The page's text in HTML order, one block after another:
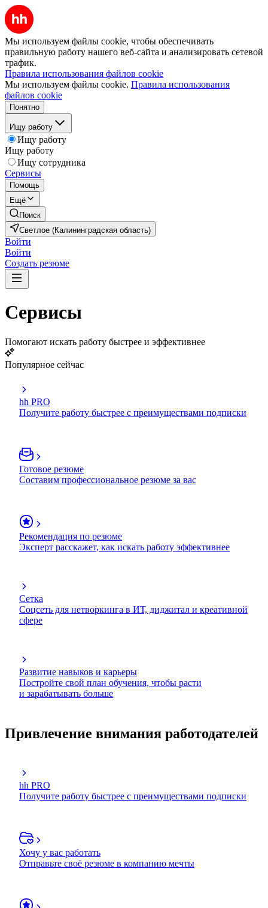
Мы используем файлы cookie, чтобы обеспечивать
правильную работу нашего веб-сайта и анализировать сетевой
трафик.
Правила использования файлов cookie
Мы используем файлы cookie. Правила использования
файлов cookie
Понятно
Ищу работу
Ищу работу
Ищу работу
Ищу сотрудника
Сервисы
Помощь
Ещё
Поиск
Светлое (Калининградская область)
Войти
Войти
Создать резюме
Сервисы
Помогают искать работу быстрее и эффективнее
Популярное сейчас
hh PRO
Получите работу быстрее с преимуществами подписки
Готовое резюме
Составим профессиональное резюме за вас
Рекомендация по резюме
Эксперт расскажет, как искать работу эффективнее
Сетка
Соцсеть для нетворкинга в ИТ, диджитал и креативной
сфере
Развитие навыков и карьеры
Постройте свой план обучения, чтобы расти
и зарабатывать больше
Привлечение внимания работодателей
hh PRO
Получите работу быстрее с преимуществами подписки
Хочу у вас работать
Отправьте своё резюме в компанию мечты